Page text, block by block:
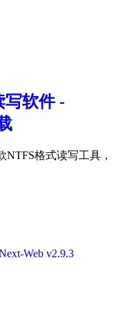
写软件 -
NTFS格式读写工具，